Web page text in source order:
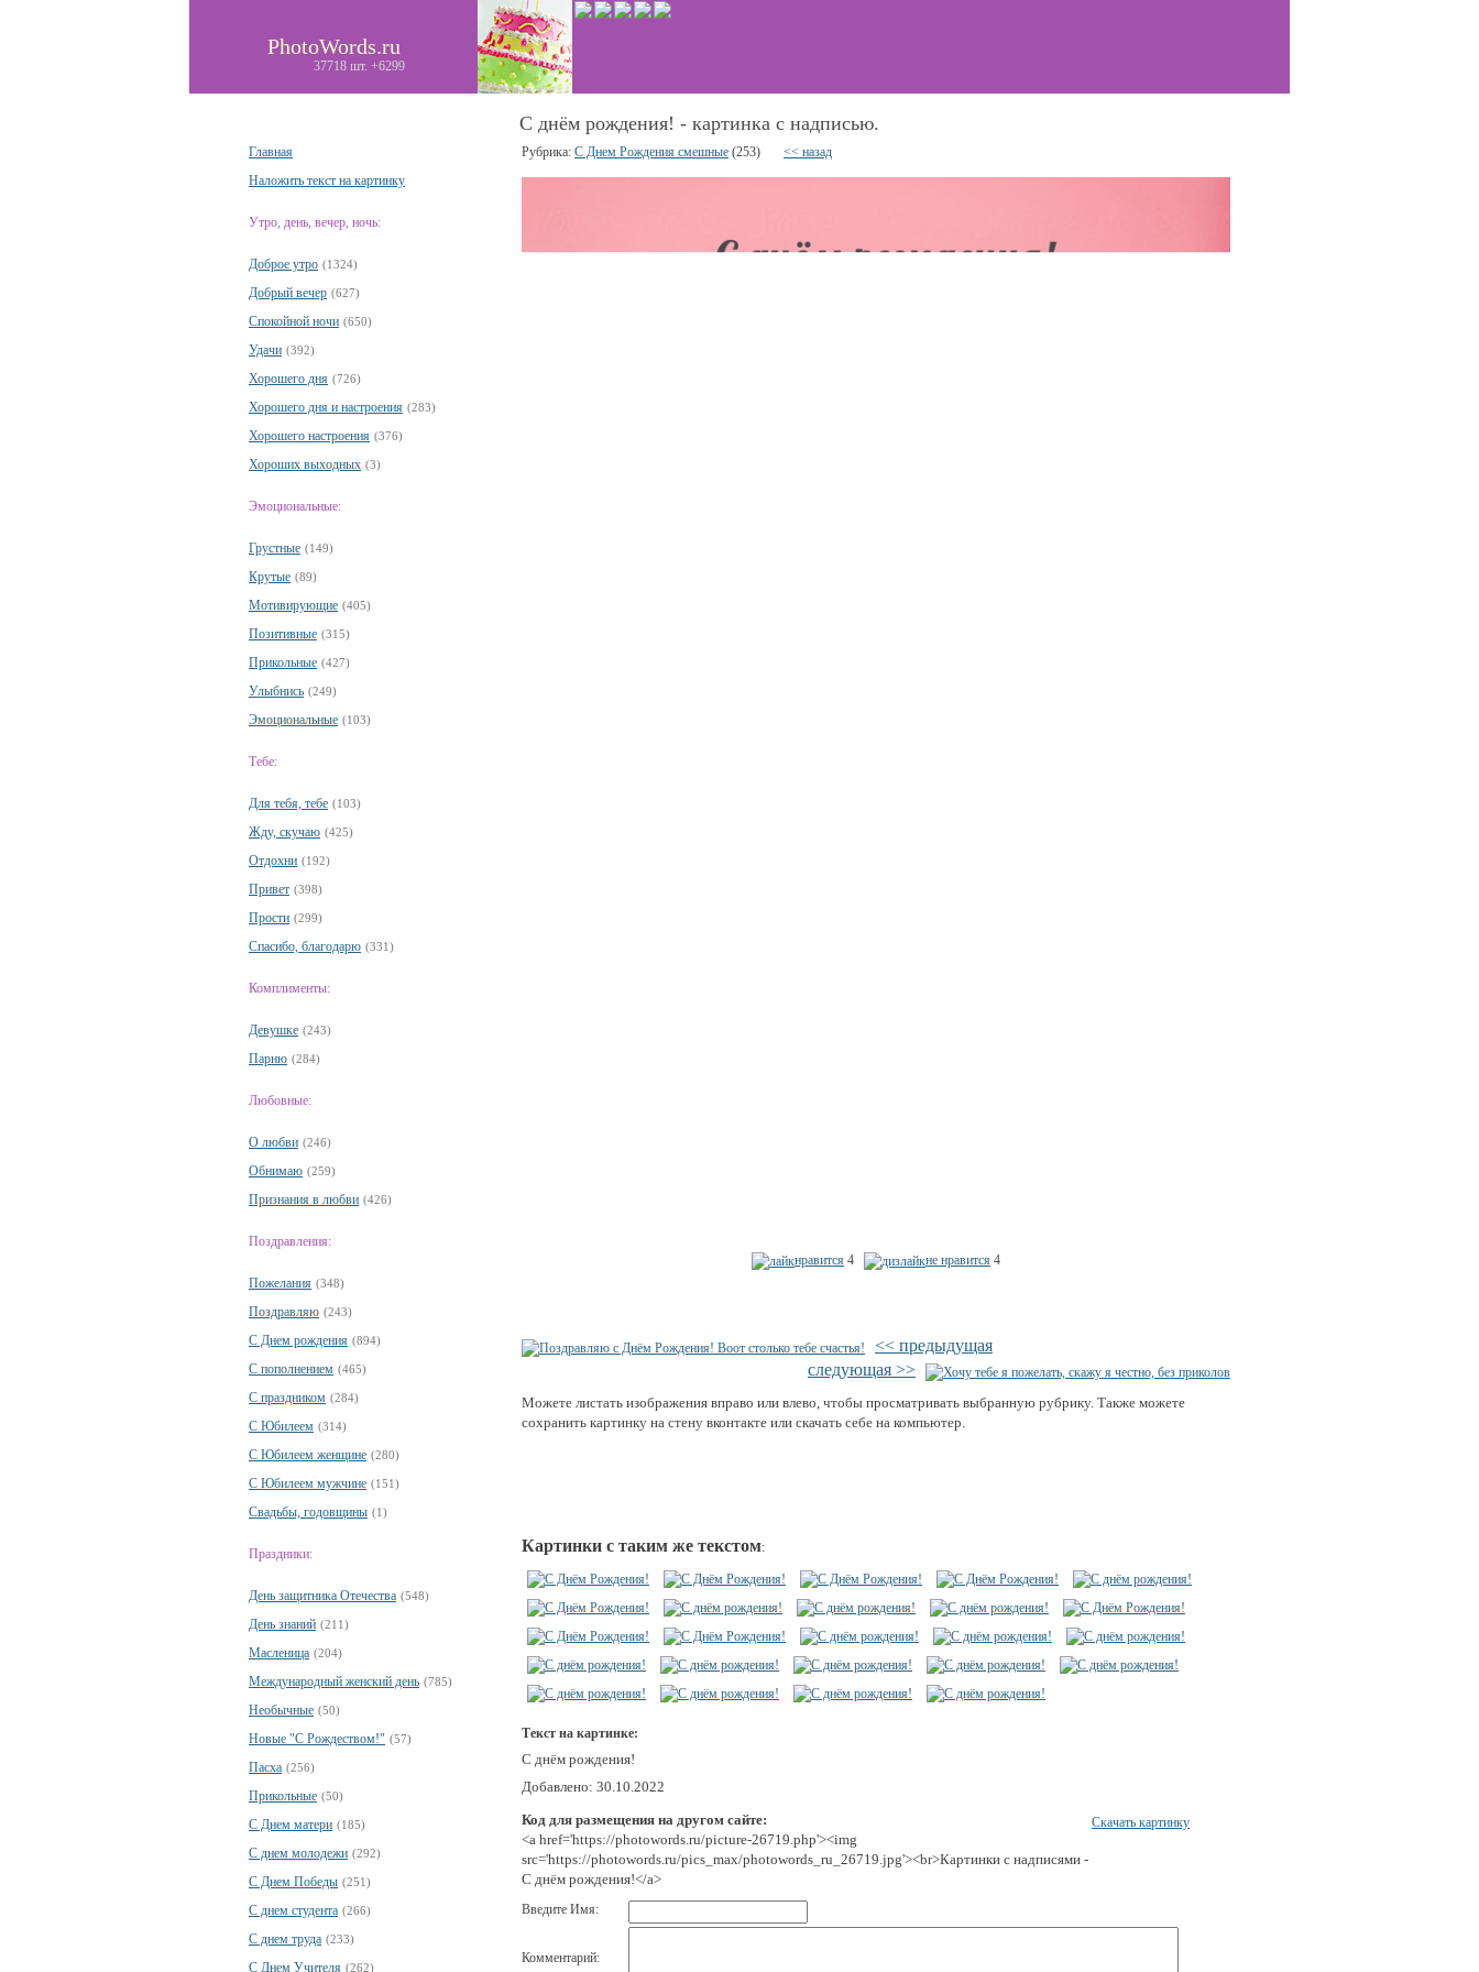
PhotoWords.ru
37718 шт. +6299
Главная
Наложить текст на картинку
Утро, день, вечер, ночь:
Доброе утро (1324)
Добрый вечер (627)
Спокойной ночи (650)
Удачи (392)
Хорошего дня (726)
Хорошего дня и настроения (283)
Хорошего настроения (376)
Хороших выходных (3)
Эмоциональные:
Грустные (149)
Крутые (89)
Мотивирующие (405)
Позитивные (315)
Прикольные (427)
Улыбнись (249)
Эмоциональные (103)
Тебе:
Для тебя, тебе (103)
Жду, скучаю (425)
Отдохни (192)
Привет (398)
Прости (299)
Спасибо, благодарю (331)
Комплименты:
Девушке (243)
Парню (284)
Любовные:
О любви (246)
Обнимаю (259)
Признания в любви (426)
Поздравления:
Пожелания (348)
Поздравляю (243)
С Днем рождения (894)
С пополнением (465)
С праздником (284)
С Юбилеем (314)
С Юбилеем женщине (280)
С Юбилеем мужчине (151)
Свадьбы, годовщины (1)
Праздники:
День защитника Отечества (548)
День знаний (211)
Масленица (204)
Международный женский день (785)
Необычные (50)
Новые "С Рождеством!" (57)
Пасха (256)
Прикольные (50)
С Днем матери (185)
С днем молодежи (292)
С Днем Победы (251)
С днем студента (266)
С днем труда (233)
С Днем Учителя (262)
С днём рождения! - картинка с надписью.
Рубрика: С Днем Рождения смешные (253) << назад
нравится 4 не нравится 4
<< предыдущая
следующая >>
Можете листать изображения вправо или влево, чтобы просматривать выбранную рубрику. Также можете
сохранить картинку на стену вконтакте или скачать себе на компьютер.
Картинки с таким же текстом:
Текст на картинке:
С днём рождения!
Добавлено: 30.10.2022
Код для размещения на другом сайте:
<a href='https://photowords.ru/picture-26719.php'><img
src='https://photowords.ru/pics_max/photowords_ru_26719.jpg'><br>Картинки с надписями -
С днём рождения!</a>
Скачать картинку
Введите Имя:
Комментарий: